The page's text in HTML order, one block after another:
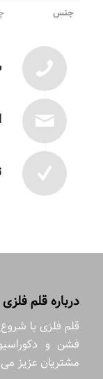
جنس
درباره قلم فلزی
فشن و
مشتریان عزیز